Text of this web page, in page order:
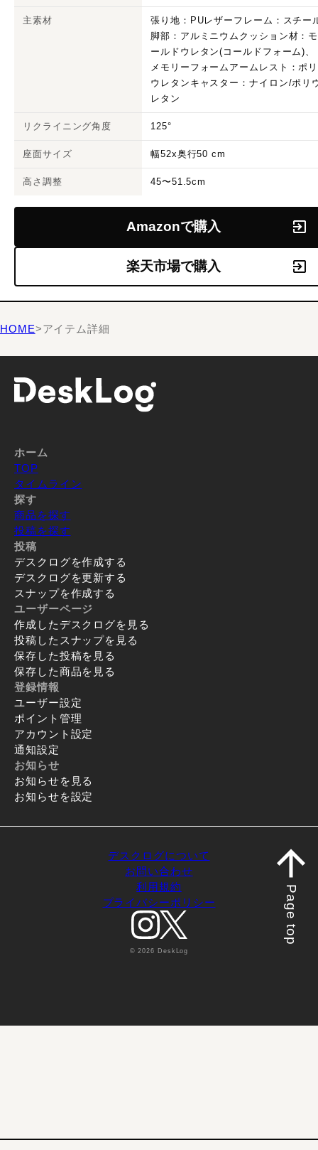
主素材
張り地：PUレザーフレーム：スチー
脚部：アルミニウムクッション材：モ
ールドウレタン(コールドフォーム)、
メモリーフォームアームレスト：ポリ
ウレタンキャスター：ナイロン/ポリ
レタン
リクライニング角度 125°
座面サイズ 幅52x奥行50 cm
高さ調整 45〜51.5cm
Amazonで購入
楽天市場で購入
HOME>アイテム詳細
ホーム
TOP
タイムライン
探す
商品を探す
投稿を探す
投稿
デスクログを作成する
デスクログを更新する
スナップを作成する
ユーザーページ
作成したデスクログを見る
投稿したスナップを見る
保存した投稿を見る
保存した商品を見る
登録情報
ユーザー設定
ポイント管理
アカウント設定
通知設定
お知らせ
お知らせを見る
お知らせを設定
デスクログについて
お問い合わせ
利用規約
プライバシーポリシー
© 2026 DeskLog
Page top